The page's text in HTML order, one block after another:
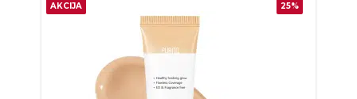
AKCIJA 25%